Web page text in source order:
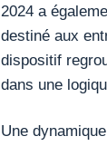
2024 a
destiné aux
dispositif
dans une
Une